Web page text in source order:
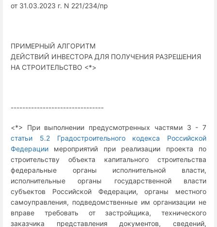
от 31.03.2023 г. N 221/234/пр
ПРИМЕРНЫЙ АЛГОРИТМ
ДЕЙСТВИЙ ИНВЕСТОРА ДЛЯ ПОЛУЧЕНИЯ РАЗРЕШЕНИЯ
НА СТРОИТЕЛЬСТВО <*>
--------------------------------
<*> При выполнении предусмотренных частями 3 - 7
статьи 5.2 Градостроительного кодекса Российской
Федерации мероприятий при реализации проекта по
строительству объекта капитального строительства
федеральные органы исполнительной власти,
исполнительные органы государственной власти
субъектов Российской Федерации, органы местного
самоуправления, подведомственные им организации не
вправе требовать от застройщика, технического
заказчика представления документов, сведений,